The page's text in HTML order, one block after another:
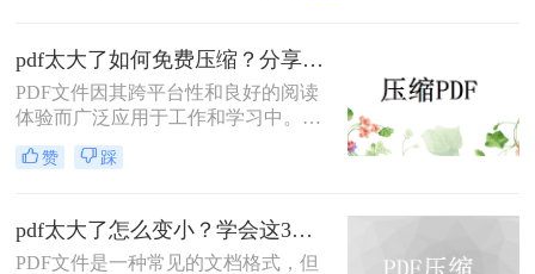
pdf太大了如何免费压缩？分享二种压缩方法！
PDF文件因其跨平台性和良好的阅读
体验而广泛应用于工作和学习中。然
而，有时PDF文件体积过大，不仅占
用存储空间，还会影响传输速度。那
介绍两种免费压缩PDF文件的方法。
赞 踩
pdf太大了怎么变小？学会这3个方法就够了！
PDF文件是一种常见的文档格式，但